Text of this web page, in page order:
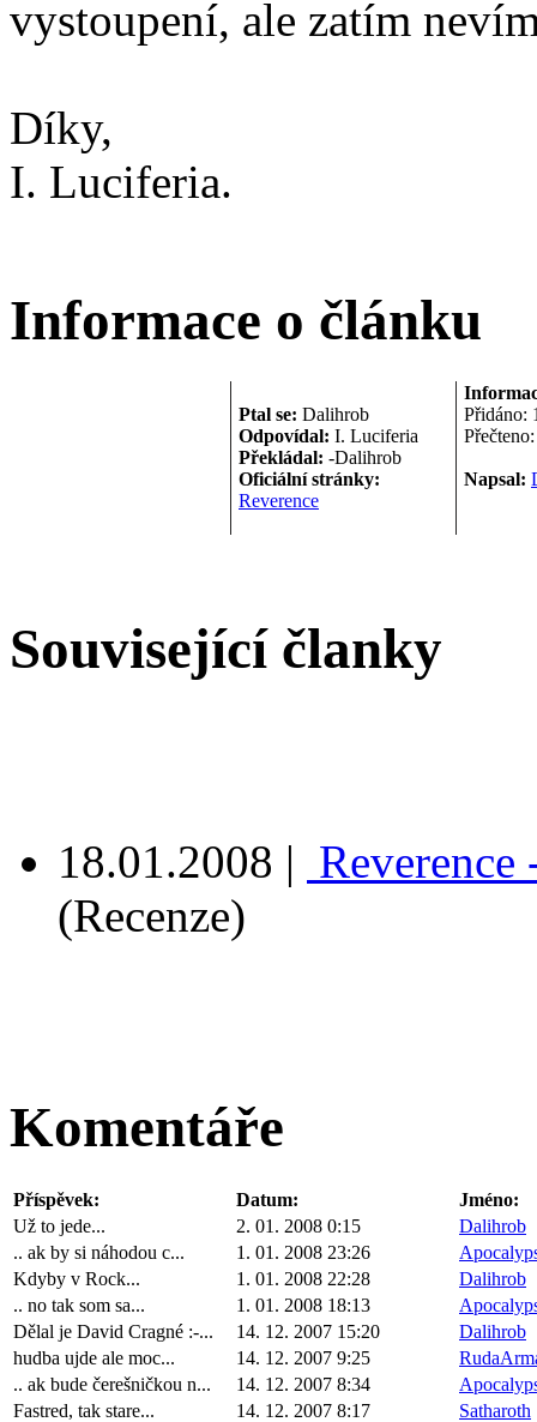
vystoupení, ale zatím
Díky,
I. Luciferia.
Informace o článku
Ptal se: Dalihrob
Odpovídal: I. Luciferia
Překládal: -Dalihrob
Oficiální stránky:
Reverence
Přidáno:
Napsal:
Související članky
18.01.2008 |
(Recenze)
Komentáře
Příspěvek: Datum:
Jméno:
Už to jede...
2. 01. 2008 0:15
Dalihrob
.. ak by si náhodou c...
1. 01. 2008 23:26
Kdyby v Rock...
1. 01. 2008 22:28
Dalihrob
.. no tak som sa...
1. 01. 2008 18:13
Dělal je David Cragné :-...
14. 12. 2007 15:20
Dalihrob
hudba ujde ale moc...
14. 12. 2007 9:25
.. ak bude čerešničkou n...
14. 12. 2007 8:34
Fastred, tak stare...
14. 12. 2007 8:17
Satharoth